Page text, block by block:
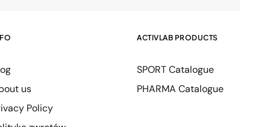
us
Policy
ACTIVLAB PRODUCTS
SPORT Catalogue
PHARMA Catalogue